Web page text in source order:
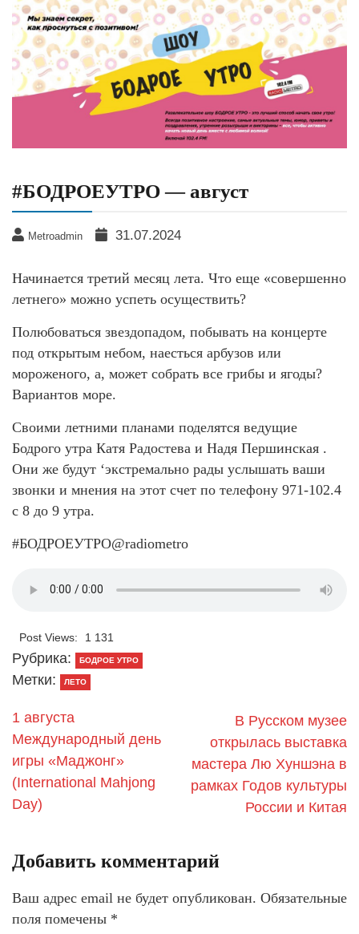
#БОДРОЕУТРО — август
Metroadmin 31.07.2024
Начинается третий месяц лета. Что еще «совершенно
летнего» можно успеть осуществить?
Полюбоваться звездопадом, побывать на концерте
под открытым небом, наесться арбузов или
мороженого, а, может собрать все грибы и ягоды?
Вариантов море.
Своими летними планами поделятся ведущие
Бодрого утра Катя Радостева и Надя Першинская .
Они же будут ‘экстремально рады услышать ваши
звонки и мнения на этот счет по телефону 971-102.4
с 8 до 9 утра.
#БОДРОЕУТРО@radiometro
Post Views: 1 131
Рубрика: БОДРОЕ УТРО
Метки: ЛЕТО
1 августа
Мeждунapoдный дeнь
игpы «Мaджoнг»
(International Mahjong
Dаy)
В Русском музее
открылась выставка
мастера Лю Хуншэна в
рамках Годов культуры
России и Китая
Добавить комментарий
Ваш адрес email не будет опубликован. Обязательные
поля помечены *